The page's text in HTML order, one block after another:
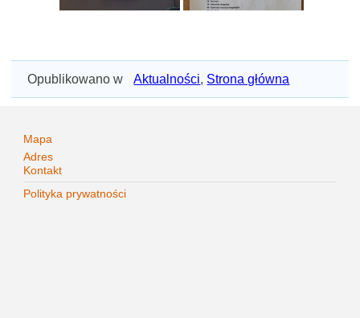
Opublikowano w Aktualności, Strona główna
Mapa
Adres
Kontakt
Polityka prywatności